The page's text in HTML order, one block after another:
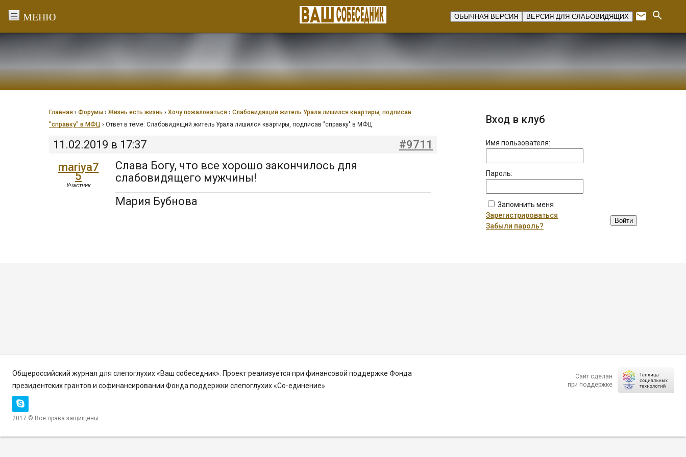
ОБЫЧНАЯ ВЕРСИЯ ВЕРСИЯ ДЛЯ СЛАБОВИДЯЩИХ email search
Главная › Форумы › Жизнь есть жизнь › Хочу пожаловаться › Слабовидящий житель Урала лишился квартиры, подписав
"справку" в МФЦ › Ответ в теме: Слабовидящий житель Урала лишился квартиры, подписав "справку" в МФЦ
11.02.2019 в 17:37
#9711
mariya7
5
Участник
Слава Богу, что все хорошо закончилось для
слабовидящего мужчины!
Мария Бубнова
Вход в клуб
Имя пользователя:
Пароль:
Запомнить меня
Войти
Зарегистрироваться
Забыли пароль?
Общероссийский журнал для слепоглухих «Ваш собеседник». Проект реализуется при финансовой поддержке Фонда
президентских грантов и софинансировании Фонда поддержки слепоглухих «Со-единение».
2017 © Все права защищены
Сайт сделан
при поддержке